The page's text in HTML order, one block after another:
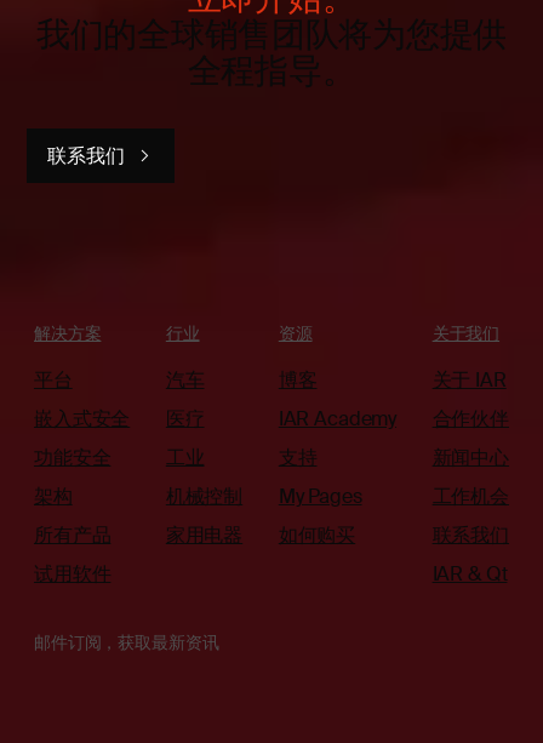
我们的全球销售团队将为您提供
全程指导。
联系我们
解决方案
平台
嵌入式安全
功能安全
架构
所有产品
试用软件
行业
汽车
医疗
工业
机械控制
家用电器
资源
博客
IAR Academy
支持
My Pages
如何购买
关于我们
关于 IAR
合作伙伴
新闻中心
工作机会
联系我们
IAR & Qt
邮件订阅，获取最新资讯